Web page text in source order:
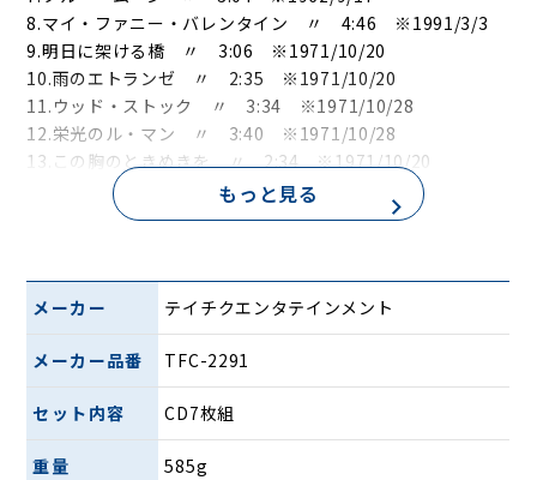
8.マイ・ファニー・バレンタイン 〃 4:46 ※1991/3/3
9.明日に架ける橋 〃 3:06 ※1971/10/20
10.雨のエトランゼ 〃 2:35 ※1971/10/20
11.ウッド・ストック 〃 3:34 ※1971/10/28
12.栄光のル・マン 〃 3:40 ※1971/10/28
13.この胸のときめきを 〃 2:34 ※1971/10/20
14.サウンド・オブ・サイレンス 〃 3:08 ※1971/10/28
15.ジェリコの戦い 〃 6:15 ゲスト：猪俣猛とザ・サー
17.小さな恋のメロディー 〃 2:44 ※1971/10/28
1.雨にぬれても 宮間利之とニューハード 2:37
2.騎兵隊のマーチ 〃 2:34 ※1974/7/2
もっと見る
メーカー テイチクエンタテインメント
メーカー品番 TFC-2291
セット内容 CD7枚組
重量 585g